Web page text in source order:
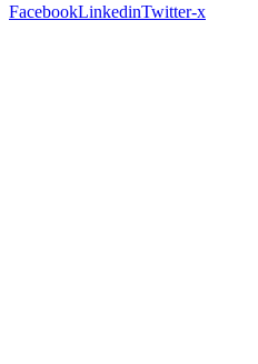
FacebookLinkedinTwitter-x